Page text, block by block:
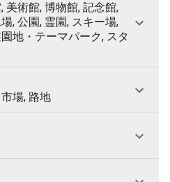
美術館, 博物館, 記念館,
, 公園, 霊園, スキー場,
地・テーマパーク, スタ
場, 路地